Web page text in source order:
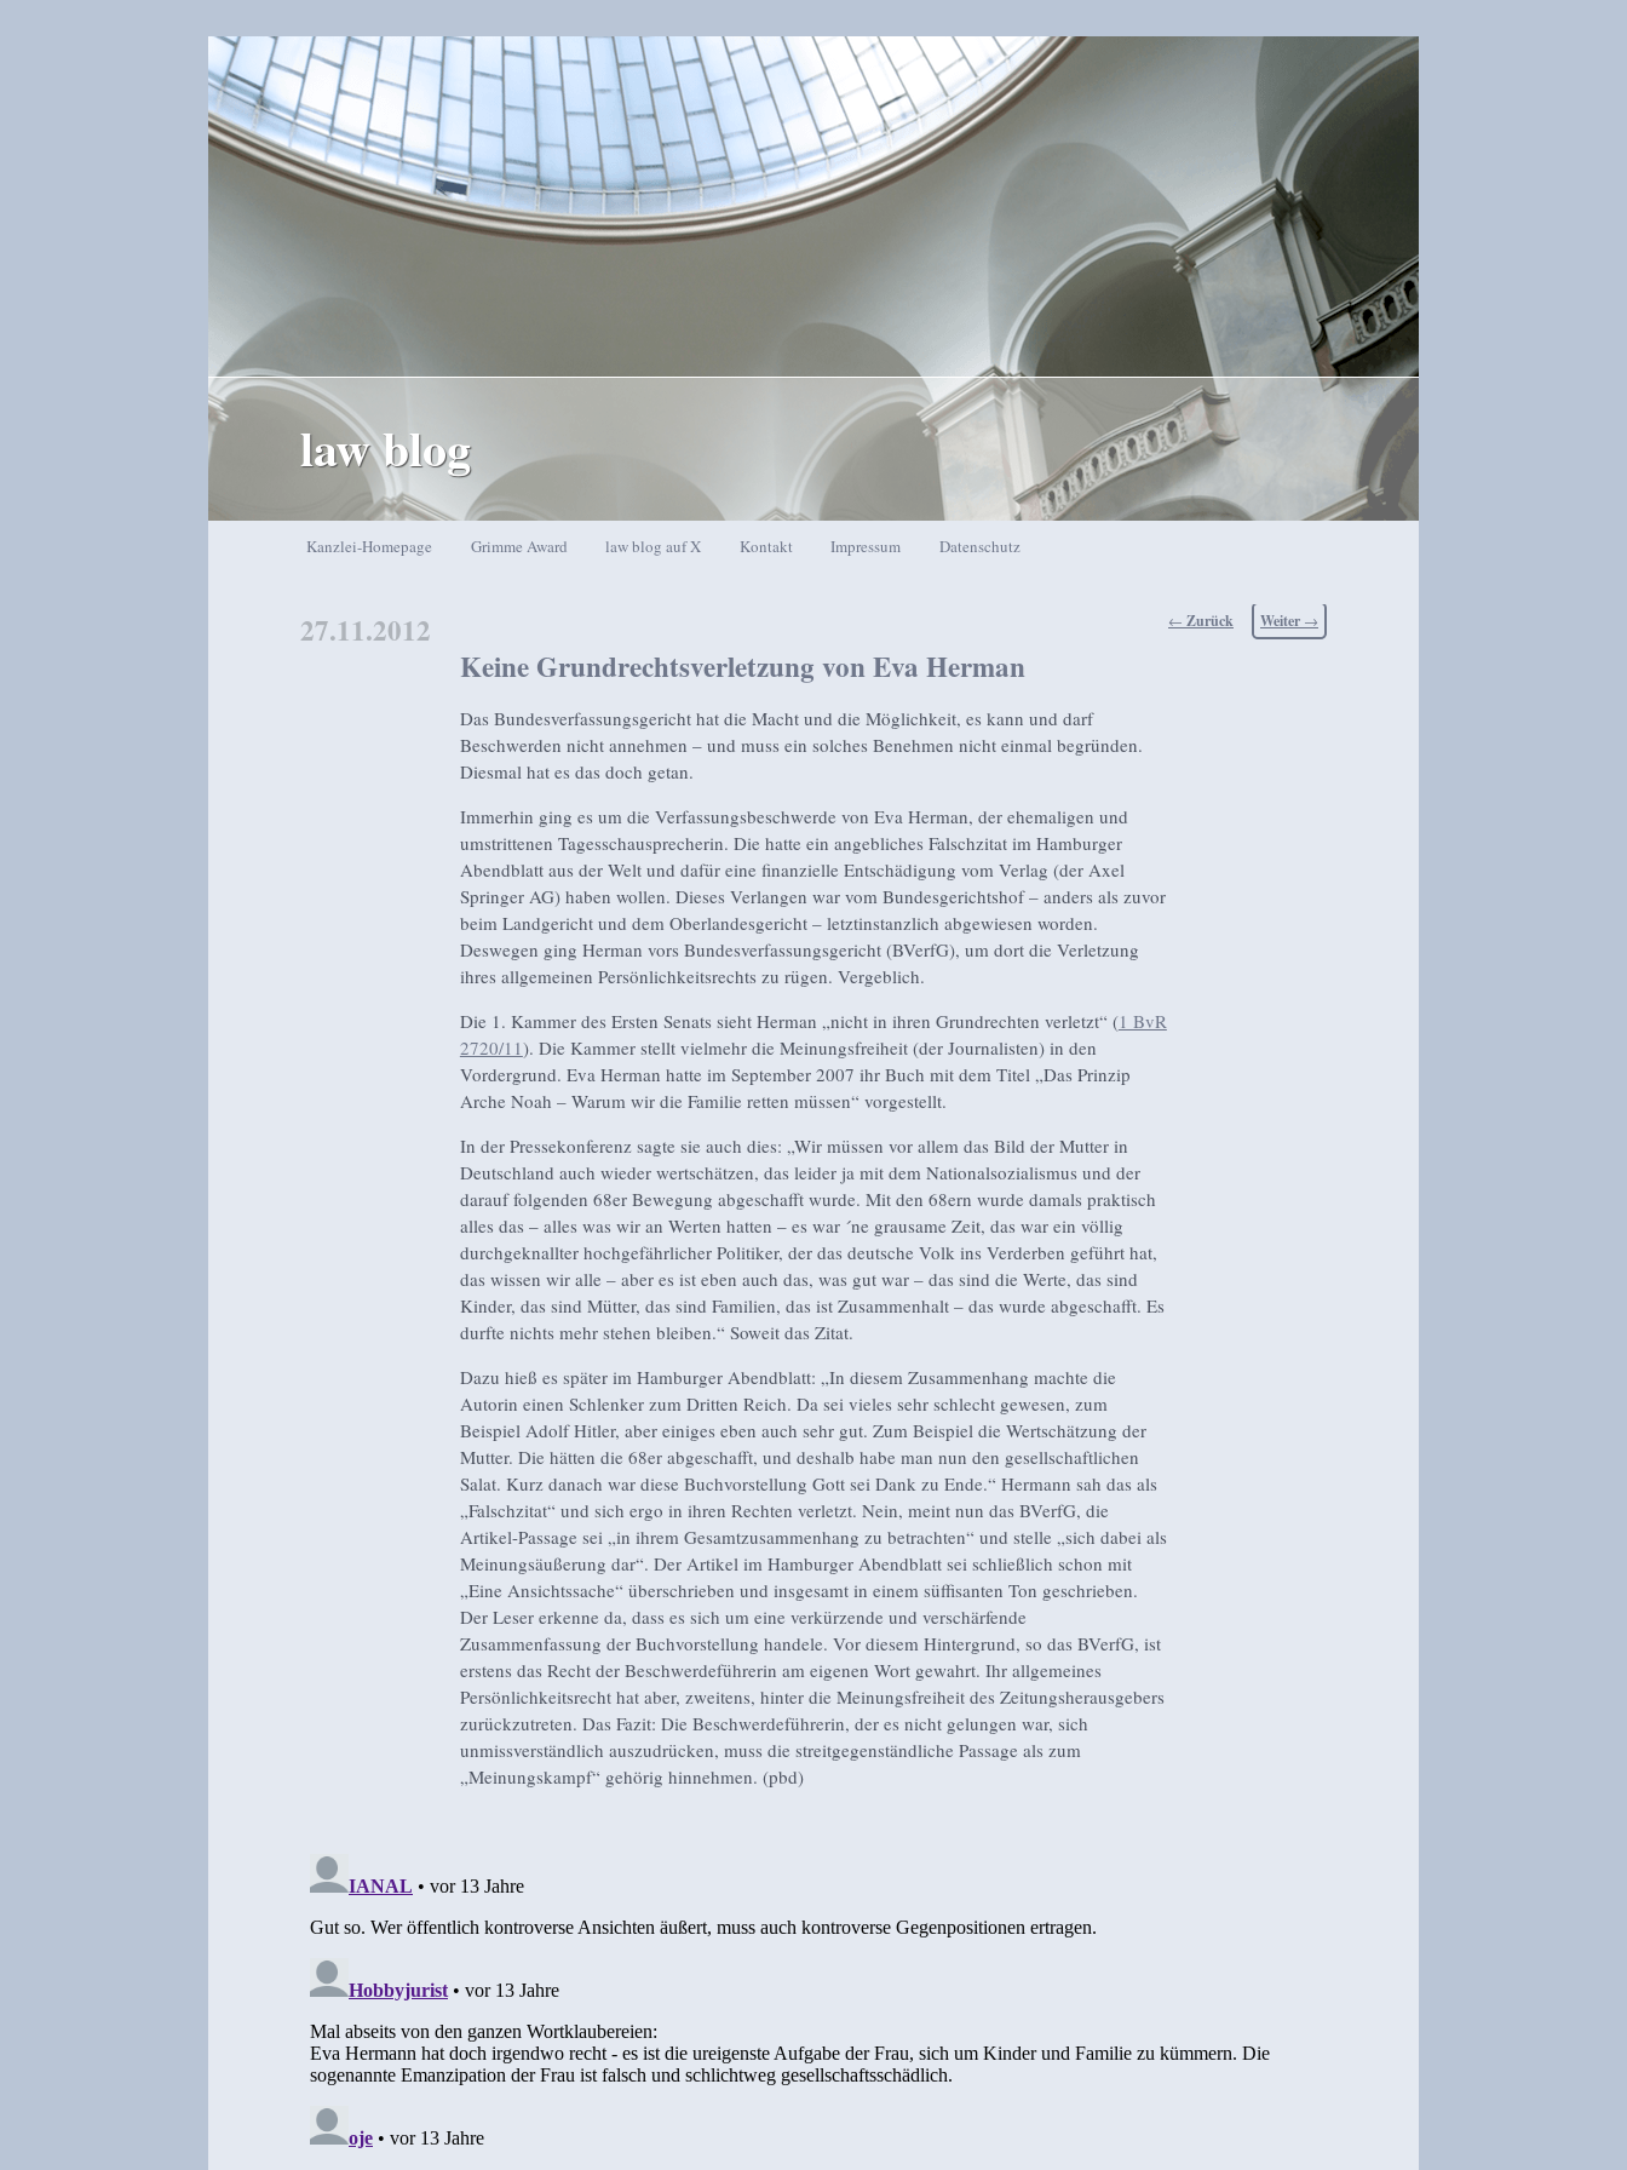
law blog
Zum Inhalt wechseln
Zum sekundären Inhalt wechseln
Kanzlei-Homepage Grimme Award law blog auf X Kontakt Impressum Datenschutz
Beitragsnavigation
← Zurück Weiter →
Keine Grundrechtsverletzung von Eva Herman
27.11.2012
Das Bundesverfassungsgericht hat die Macht und die Möglichkeit, es kann und darf
Beschwerden nicht annehmen – und muss ein solches Benehmen nicht einmal begründen.
Diesmal hat es das doch getan.
Immerhin ging es um die Verfassungsbeschwerde von Eva Herman, der ehemaligen und
umstrittenen Tagesschausprecherin. Die hatte ein angebliches Falschzitat im Hamburger
Abendblatt aus der Welt und dafür eine finanzielle Entschädigung vom Verlag (der Axel
Springer AG) haben wollen. Dieses Verlangen war vom Bundesgerichtshof – anders als zuvor
beim Landgericht und dem Oberlandesgericht – letztinstanzlich abgewiesen worden.
Deswegen ging Herman vors Bundesverfassungsgericht (BVerfG), um dort die Verletzung
ihres allgemeinen Persönlichkeitsrechts zu rügen. Vergeblich.
Die 1. Kammer des Ersten Senats sieht Herman „nicht in ihren Grundrechten verletzt“ (1 BvR
2720/11). Die Kammer stellt vielmehr die Meinungsfreiheit (der Journalisten) in den
Vordergrund. Eva Herman hatte im September 2007 ihr Buch mit dem Titel „Das Prinzip
Arche Noah – Warum wir die Familie retten müssen“ vorgestellt.
In der Pressekonferenz sagte sie auch dies: „Wir müssen vor allem das Bild der Mutter in
Deutschland auch wieder wertschätzen, das leider ja mit dem Nationalsozialismus und der
darauf folgenden 68er Bewegung abgeschafft wurde. Mit den 68ern wurde damals praktisch
alles das – alles was wir an Werten hatten – es war ´ne grausame Zeit, das war ein völlig
durchgeknallter hochgefährlicher Politiker, der das deutsche Volk ins Verderben geführt hat,
das wissen wir alle – aber es ist eben auch das, was gut war – das sind die Werte, das sind
Kinder, das sind Mütter, das sind Familien, das ist Zusammenhalt – das wurde abgeschafft. Es
durfte nichts mehr stehen bleiben.“ Soweit das Zitat.
Dazu hieß es später im Hamburger Abendblatt: „In diesem Zusammenhang machte die
Autorin einen Schlenker zum Dritten Reich. Da sei vieles sehr schlecht gewesen, zum
Beispiel Adolf Hitler, aber einiges eben auch sehr gut. Zum Beispiel die Wertschätzung der
Mutter. Die hätten die 68er abgeschafft, und deshalb habe man nun den gesellschaftlichen
Salat. Kurz danach war diese Buchvorstellung Gott sei Dank zu Ende.“ Hermann sah das als
„Falschzitat“ und sich ergo in ihren Rechten verletzt. Nein, meint nun das BVerfG, die
Artikel-Passage sei „in ihrem Gesamtzusammenhang zu betrachten“ und stelle „sich dabei als
Meinungsäußerung dar“. Der Artikel im Hamburger Abendblatt sei schließlich schon mit
„Eine Ansichtssache“ überschrieben und insgesamt in einem süffisanten Ton geschrieben.
Der Leser erkenne da, dass es sich um eine verkürzende und verschärfende
Zusammenfassung der Buchvorstellung handele. Vor diesem Hintergrund, so das BVerfG, ist
erstens das Recht der Beschwerdeführerin am eigenen Wort gewahrt. Ihr allgemeines
Persönlichkeitsrecht hat aber, zweitens, hinter die Meinungsfreiheit des Zeitungsherausgebers
zurückzutreten. Das Fazit: Die Beschwerdeführerin, der es nicht gelungen war, sich
unmissverständlich auszudrücken, muss die streitgegenständliche Passage als zum
„Meinungskampf“ gehörig hinnehmen. (pbd)